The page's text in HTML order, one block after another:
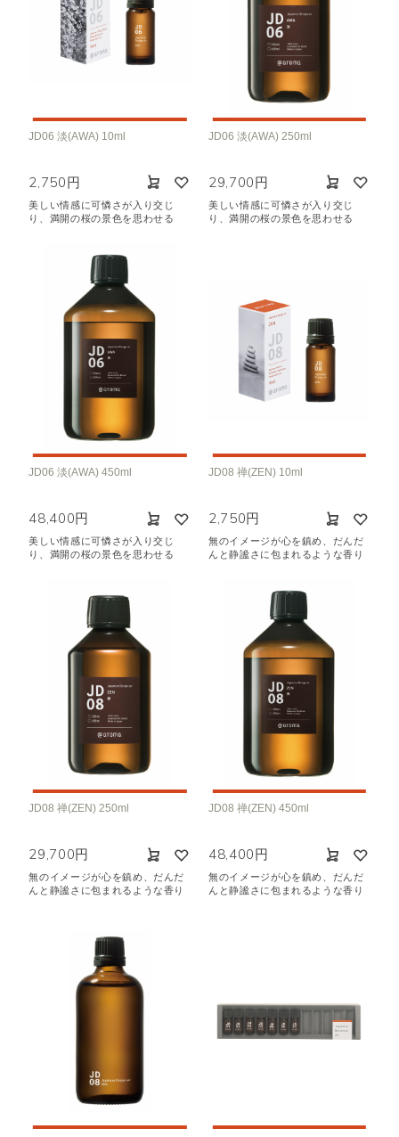
JD06 淡(AWA) 10ml
2,750円
美しい情感に可憐さが入り交じ
り、満開の桜の景色を思わせる
JD06 淡(AWA) 250ml
29,700円
美しい情感に可憐さが入り交じ
り、満開の桜の景色を思わせる
JD06 淡(AWA) 450ml
48,400円
美しい情感に可憐さが入り交じ
り、満開の桜の景色を思わせる
JD08 禅(ZEN) 10ml
2,750円
無のイメージが心を鎮め、だんだ
んと静謐さに包まれるような香り
JD08 禅(ZEN) 250ml
29,700円
無のイメージが心を鎮め、だんだ
んと静謐さに包まれるような香り
JD08 禅(ZEN) 450ml
48,400円
無のイメージが心を鎮め、だんだ
んと静謐さに包まれるような香り